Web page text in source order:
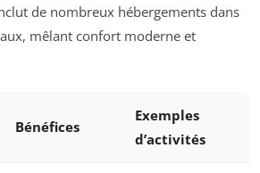
de nombreux hébergements dans
mêlant confort moderne et
Bénéfices
Exemples
d’activités